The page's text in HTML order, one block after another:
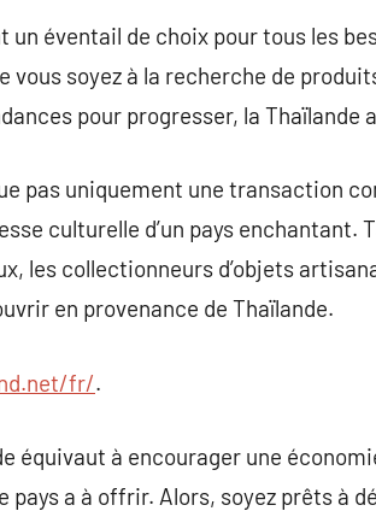
éventail de choix pour tous les
vous soyez à la recherche de
pour progresser, la Thaïlande
pas uniquement une transaction
culturelle d’un pays enchantant.
les collectionneurs d’objets
en provenance de Thaïlande.
fr/.
équivaut à encourager une
pays a à offrir. Alors, soyez prêts à